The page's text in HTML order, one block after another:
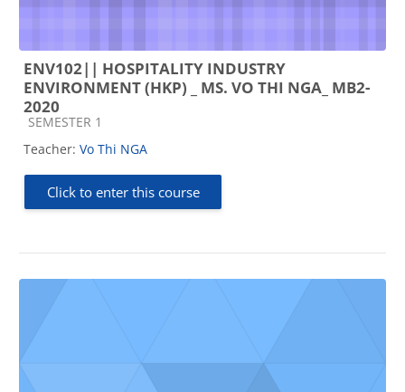
ENV102|| HOSPITALITY INDUSTRY
ENVIRONMENT (HKP) _ MS. VO THI NGA_ MB2-
2020
Course category
SEMESTER 1
Teacher: Vo Thi NGA
Click to enter this course